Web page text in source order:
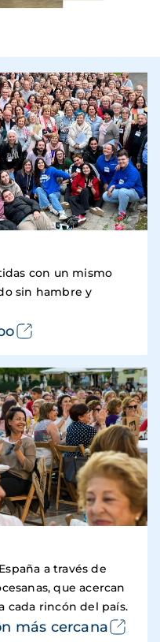
con un mismo
sin hambre y
a través de
que acercan
cada rincón del país.
más cercana